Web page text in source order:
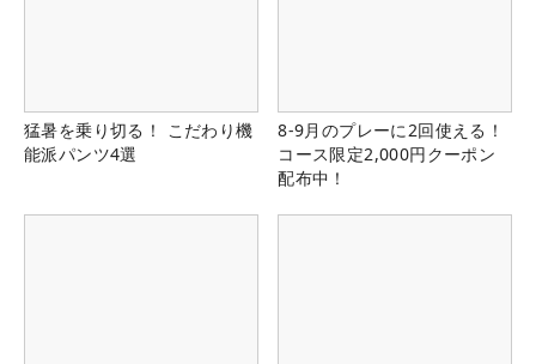
猛暑を乗り切る！ こだわり機
能派パンツ4選
8-9月のプレーに2回使える！
コース限定2,000円クーポン
配布中！